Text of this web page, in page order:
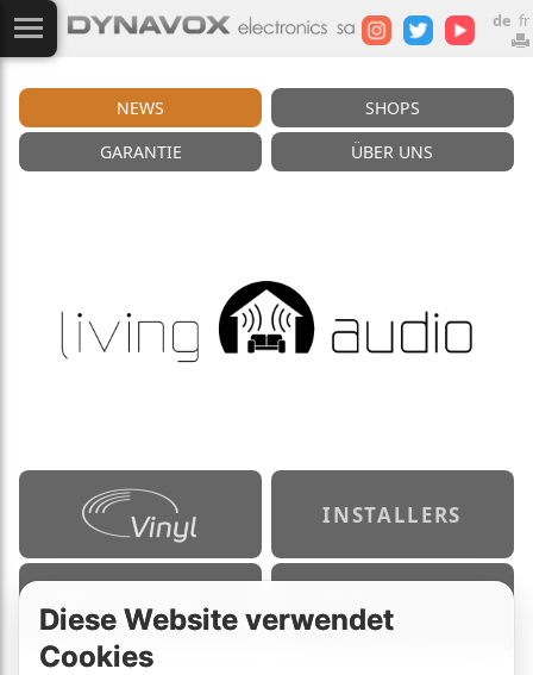
de fr
NEWS
SHOPS
GARANTIE
ÜBER UNS
INSTALLERS
Diese Website verwendet
Cookies